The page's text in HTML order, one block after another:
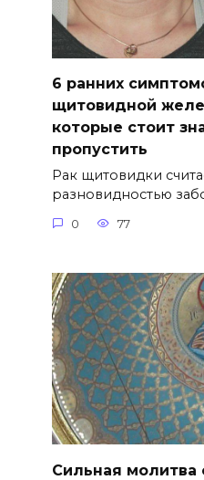
6 ранних
щитовидной
которые стоит
пропустить
Рак щитовидки
разновидностью
0 77
Сильная молитва